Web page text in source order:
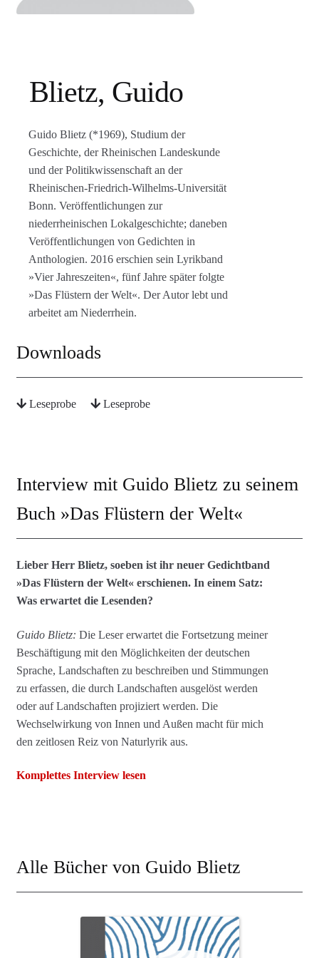
Agenturleistungen
A
c
o
u
n
t
Blietz, Guido
Guido Blietz (*1969), Studium der
Geschichte, der Rheinischen Landeskunde
und der Politikwissenschaft an der
Rheinischen-Friedrich-Wilhelms-Universität
Bonn. Veröffentlichungen zur
niederrheinischen Lokalgeschichte; daneben
Veröffentlichungen von Gedichten in
Anthologien. 2016 erschien sein Lyrikband
»Vier Jahreszeiten«, fünf Jahre später folgte
»Das Flüstern der Welt«. Der Autor lebt und
arbeitet am Niederrhein.
Downloads
Leseprobe Leseprobe
Interview mit Guido Blietz zu seinem
Buch »Das Flüstern der Welt«
Lieber Herr Blietz, soeben ist ihr neuer Gedichtband
»Das Flüstern der Welt« erschienen. In einem Satz:
Was erwartet die Lesenden?
Guido Blietz: Die Leser erwartet die Fortsetzung meiner
Beschäftigung mit den Möglichkeiten der deutschen
Sprache, Landschaften zu beschreiben und Stimmungen
zu erfassen, die durch Landschaften ausgelöst werden
oder auf Landschaften projiziert werden. Die
Wechselwirkung von Innen und Außen macht für mich
den zeitlosen Reiz von Naturlyrik aus.
Komplettes Interview lesen
Alle Bücher von Guido Blietz